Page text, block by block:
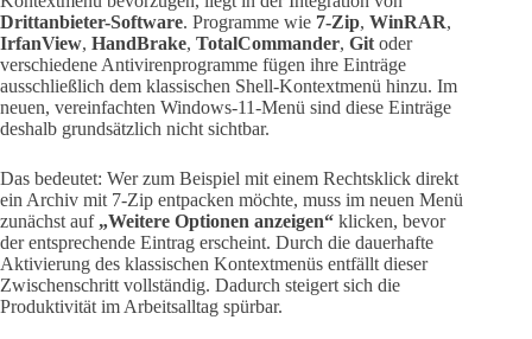
Drittanbieter-Software. Programme wie 7-Zip, WinRAR,
IrfanView, HandBrake, TotalCommander, Git oder
verschiedene Antivirenprogramme fügen ihre Einträge
ausschließlich dem klassischen Shell-Kontextmenü hinzu. Im
neuen, vereinfachten Windows-11-Menü sind diese Einträge
deshalb grundsätzlich nicht sichtbar.
Das bedeutet: Wer zum Beispiel mit einem Rechtsklick direkt
ein Archiv mit 7-Zip entpacken möchte, muss im neuen Menü
zunächst auf „Weitere Optionen anzeigen“ klicken, bevor
der entsprechende Eintrag erscheint. Durch die dauerhafte
Aktivierung des klassischen Kontextmenüs entfällt dieser
Zwischenschritt vollständig. Dadurch steigert sich die
Produktivität im Arbeitsalltag spürbar.